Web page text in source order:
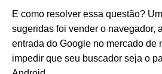
E como resolver essa questão?
sugeridas foi vender o navegador,
entrada do Google no mercado de
impedir que seu buscador seja o